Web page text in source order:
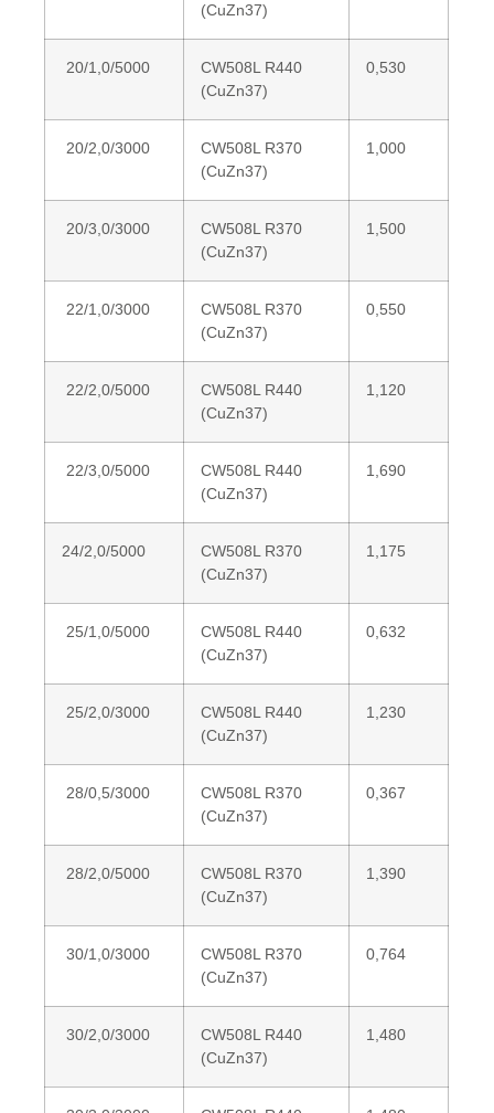
(CuZn37)
20/1,0/5000
CW508L R440
(CuZn37)
0,530
20/2,0/3000
CW508L R370
(CuZn37)
1,000
20/3,0/3000
CW508L R370
(CuZn37)
1,500
22/1,0/3000
CW508L R370
(CuZn37)
0,550
22/2,0/5000
CW508L R440
(CuZn37)
1,120
22/3,0/5000
CW508L R440
(CuZn37)
1,690
24/2,0/5000
CW508L R370
(CuZn37)
1,175
25/1,0/5000
CW508L R440
(CuZn37)
0,632
25/2,0/3000
CW508L R440
(CuZn37)
1,230
28/0,5/3000
CW508L R370
(CuZn37)
0,367
28/2,0/5000
CW508L R370
(CuZn37)
1,390
30/1,0/3000
CW508L R370
(CuZn37)
0,764
30/2,0/3000
CW508L R440
(CuZn37)
1,480